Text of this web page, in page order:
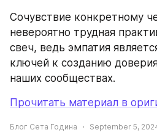
Сочувствие конкретному
невероятно трудная
свеч, ведь эмпатия
ключей к созданию
наших сообществах.
Прочитать материал в
Блог Сета Година September 5,